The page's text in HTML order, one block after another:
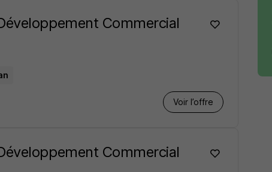
Commercial
Voir l’offre
Commercial